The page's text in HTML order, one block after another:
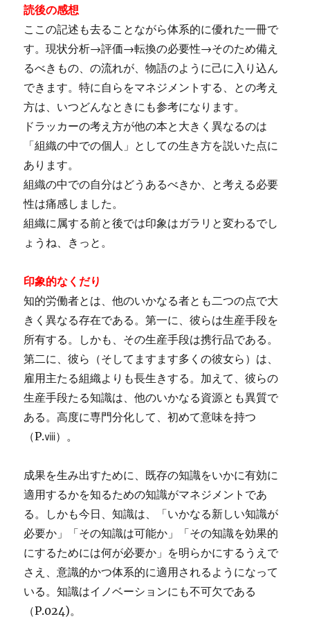
読後の感想
ここの記述も去ることながら体系的に優れた一冊で
す。現状分析→評価→転換の必要性→そのため備え
るべきもの、の流れが、物語のように己に入り込ん
できます。特に自らをマネジメントする、との考え
方は、いつどんなときにも参考になります。
ドラッカーの考え方が他の本と大きく異なるのは
「組織の中での個人」としての生き方を説いた点に
あります。
組織の中での自分はどうあるべきか、と考える必要
性は痛感しました。
組織に属する前と後では印象はガラリと変わるでし
ょうね、きっと。
印象的なくだり
知的労働者とは、他のいかなる者とも二つの点で大
きく異なる存在である。第一に、彼らは生産手段を
所有する。しかも、その生産手段は携行品である。
第二に、彼ら（そしてますます多くの彼女ら）は、
雇用主たる組織よりも長生きする。加えて、彼らの
生産手段たる知識は、他のいかなる資源とも異質で
ある。高度に専門分化して、初めて意味を持つ
（P.ⅷ）。
成果を生み出すために、既存の知識をいかに有効に
適用するかを知るための知識がマネジメントであ
る。しかも今日、知識は、「いかなる新しい知識が
必要か」「その知識は可能か」「その知識を効果的
にするためには何が必要か」を明らかにするうえで
さえ、意識的かつ体系的に適用されるようになって
いる。知識はイノベーションにも不可欠である
（P.024)。